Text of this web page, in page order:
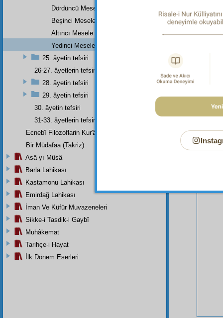
Dördüncü Mesele
Beşinci Mesele
Altıncı Mesele
Yedinci Mesele
25. âyetin tefsiri
26-27. âyetlerin tefsiri
28. âyetin tefsiri
29. âyetin tefsiri
30. âyetin tefsiri
31-33. âyetlerin tefsiri
Ecnebî Filozoflarin Kur'ân'i Tasdiklerine Dair Şehadetleri
Bir Müdafaa (Takriz)
Asâ-yı Mûsâ
Barla Lahikası
Kastamonu Lahikası
Emirdağ Lahikası
İman Ve Küfür Muvazeneleri
Sikke-i Tasdik-i Gaybî
Muhâkemat
Tarihçe-i Hayat
İlk Dönem Eserleri